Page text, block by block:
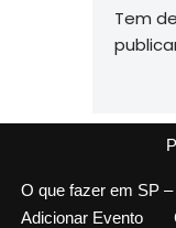
Tem de
O que fazer em SP
Adicionar Evento